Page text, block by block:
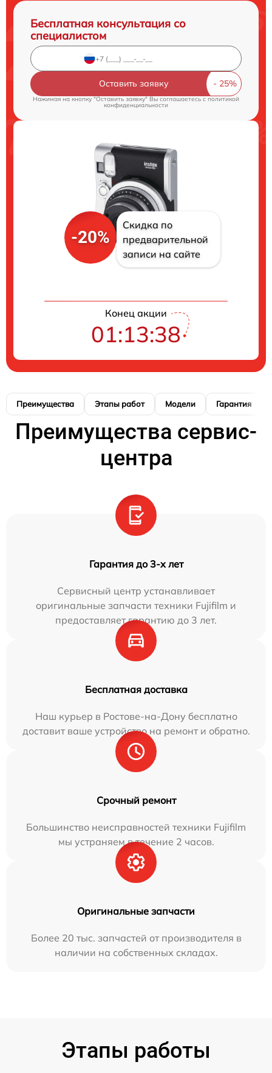
Бесплатная консультация со
специалистом
Оставить заявку
Нажимая на кнопку "Оставить заявку" Вы соглашаетесь c политикой
конфиденциальности
-20%
Скидка по
предварительной
записи на сайте
Конец акции
01:13:37
Преимущества Этапы работ Модели Гарантия
Преимущества сервис-
центра
Гарантия до 3-х лет
Сервисный центр устанавливает
оригинальные запчасти техники Fujifilm и
предоставляет гарантию до 3 лет.
Бесплатная доставка
Наш курьер в Ростове-на-Дону бесплатно
доставит ваше устройство на ремонт и обратно.
Срочный ремонт
Большинство неисправностей техники Fujifilm
мы устраняем в течение 2 часов.
Оригинальные запчасти
Более 20 тыс. запчастей от производителя в
наличии на собственных складах.
Этапы работы